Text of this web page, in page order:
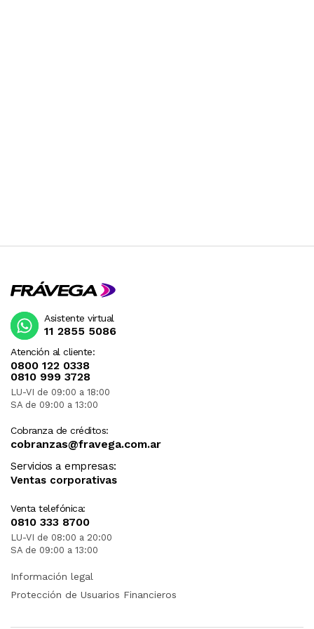
Atención al cliente:
0800 122 0338
0810 999 3728
LU-VI de 09:00 a 18:00
SA de 09:00 a 13:00
Cobranza de créditos:
cobranzas@fravega.com.ar
Servicios a empresas:
Ventas corporativas
Venta telefónica:
0810 333 8700
LU-VI de 08:00 a 20:00
SA de 09:00 a 13:00
Asistente virtual
11 2855 5086
Información legal
Protección de Usuarios Financieros